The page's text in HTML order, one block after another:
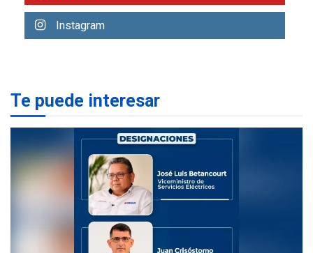
Funsone benefició a 46
4
REGIONALES
llevar a problemas
sanitarios y asumirse como
problema de orden público
REGIONALES
Alcaldía de Mariño climatiza
Núcleo del Sistema de
Orquestas Porlamar
Instagram
Te puede interesar